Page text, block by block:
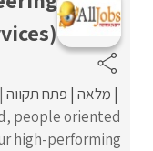
מלאה פתח תקווה
people oriented
high-performing